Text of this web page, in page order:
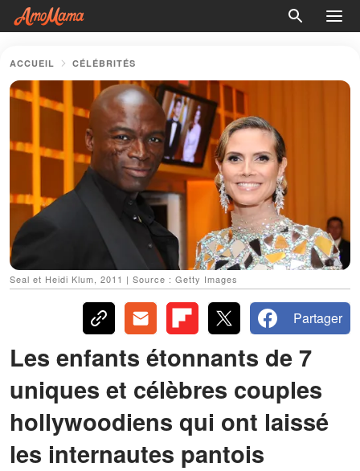
ACCUEIL CÉLÉBRITÉS
Seal et Heidi Klum, 2011 | Source : Getty Images
Partager
Les enfants étonnants de 7
uniques et célèbres couples
hollywoodiens qui ont laissé
les internautes pantois